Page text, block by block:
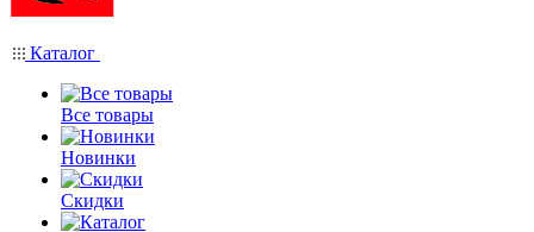
Каталог
Все товары
Новинки
Скидки